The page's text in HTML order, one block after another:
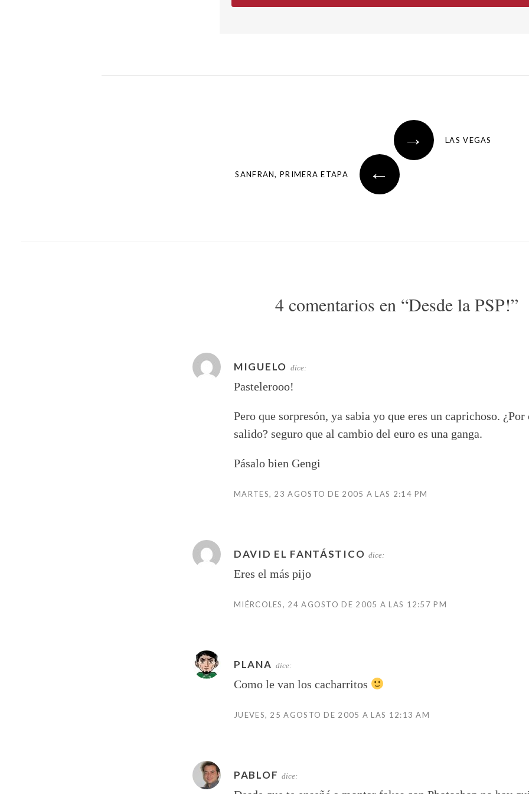
→ LAS VEGAS
←
SANFRAN, PRIMERA ETAPA
4 comentarios en “Desde la PSP!”
MIGUELO dice:
Pastelerooo!
Pero que sorpresón, ya sabia yo que eres un caprichoso. ¿Por
salido? seguro que al cambio del euro es una ganga.
Pásalo bien Gengi
MARTES, 23 AGOSTO DE 2005 A LAS 2:14 PM
DAVID EL FANTÁSTICO dice:
Eres el más pijo
MIÉRCOLES, 24 AGOSTO DE 2005 A LAS 12:57 PM
PLANA dice:
Como le van los cacharritos
JUEVES, 25 AGOSTO DE 2005 A LAS 12:13 AM
PABLOF dice: